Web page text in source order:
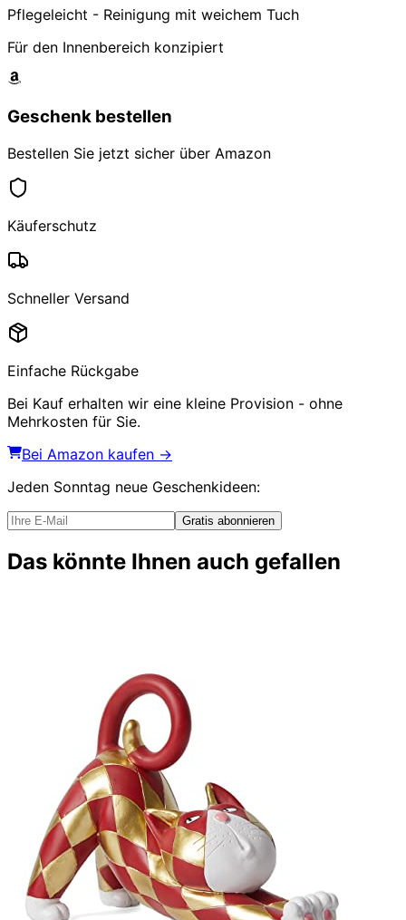
Pflegeleicht - Reinigung mit weichem Tuch
Für den Innenbereich konzipiert
Geschenk bestellen
Bestellen Sie jetzt sicher über Amazon
Käuferschutz
Schneller Versand
Einfache Rückgabe
Bei Kauf erhalten wir eine kleine Provision - ohne
Mehrkosten für Sie.
Bei Amazon kaufen →
Jeden Sonntag neue Geschenkideen:
Gratis abonnieren
Das könnte Ihnen auch gefallen